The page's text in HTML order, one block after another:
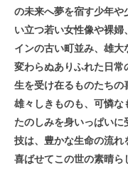
の未来へ夢を宿す少年
い立つ若い女性像や裸
インの古い町並み、雄
変わらぬありふれた日常
生を受け在るものたちの
雄々しきものも、可憐な
たのしみを身いっぱい
技は、豊かな生命の流
喜ばせてこの世の素晴ら